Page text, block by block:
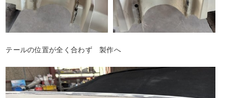
テールの位置が全く合わず 製作へ